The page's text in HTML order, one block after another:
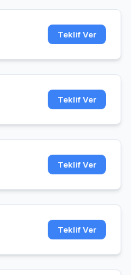
Teklif Ver
Teklif Ver
Teklif Ver
Teklif Ver